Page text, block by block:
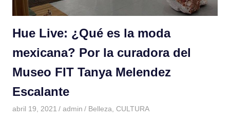
Hue Live: ¿Qué es la moda
mexicana? Por la curadora del
Museo FIT Tanya Melendez
Escalante
abril 19, 2021 admin Belleza, CULTURA